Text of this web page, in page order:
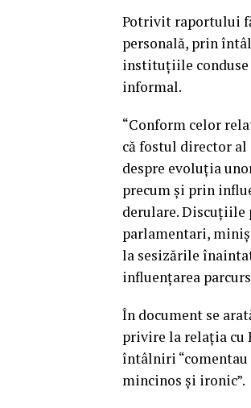
Potrivit raportului
personală, prin
instituţiile conduse
informal.
“Conform celor
că fostul director al
despre evoluţia
precum şi prin
derulare. Discuţiile
parlamentari,
la sesizările
influenţarea
În document se
privire la relaţia cu
întâlniri “comentau
mincinos şi ironic”.